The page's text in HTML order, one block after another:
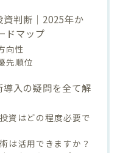
判断｜2025年か
ドマップ
向性
先順位
入の疑問を全て解
資はどの程度必要で
は活用できますか？